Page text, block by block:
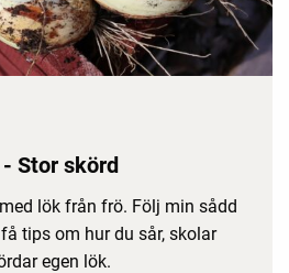
Stor skörd
lök från frö. Följ min sådd
tips om hur du sår, skolar
egen lök.